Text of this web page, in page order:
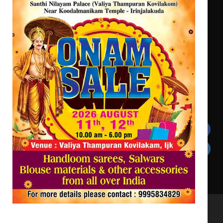
ട്യുണീഷ്യൻ ചിത്രം ” ദി വോയിസ്
ഓഫ് ഹിന്ദ് റജബ് ” ഇരിങ്ങാലക്കുട
ഫിലിം സൊസൈറ്റി ആഗസ്റ്റ് 7
വെള്ളിയാഴ്ച സ്‌ക്രീൻ ചെയ്യുന്നു
Get In Touch
Twitter Facebook
LinkedIn Instagram
YouTube
All Rights Reserved to irinjalakudalive.com Powered